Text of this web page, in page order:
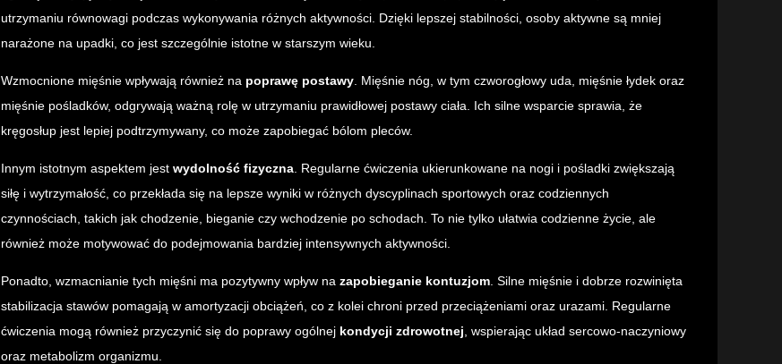
utrzymaniu równowagi podczas wykonywania różnych aktywności. Dzięki lepszej stabilności, osoby aktywne są mniej
narażone na upadki, co jest szczególnie istotne w starszym wieku.
Wzmocnione mięśnie wpływają również na poprawę postawy . Mięśnie nóg, w tym czworogłowy uda, mięśnie łydek oraz
mięśnie pośladków, odgrywają ważną rolę w utrzymaniu prawidłowej postawy ciała. Ich silne wsparcie sprawia, że
kręgosłup jest lepiej podtrzymywany, co może zapobiegać bólom pleców.
Innym istotnym aspektem jest wydolność fizyczna . Regularne ćwiczenia ukierunkowane na nogi i pośladki zwiększają
siłę i wytrzymałość, co przekłada się na lepsze wyniki w różnych dyscyplinach sportowych oraz codziennych
czynnościach, takich jak chodzenie, bieganie czy wchodzenie po schodach. To nie tylko ułatwia codzienne życie, ale
również może motywować do podejmowania bardziej intensywnych aktywności.
Ponadto, wzmacnianie tych mięśni ma pozytywny wpływ na zapobieganie kontuzjom . Silne mięśnie i dobrze rozwinięta
stabilizacja stawów pomagają w amortyzacji obciążeń, co z kolei chroni przed przeciążeniami oraz urazami. Regularne
ćwiczenia mogą również przyczynić się do poprawy ogólnej kondycji zdrowotnej , wspierając układ sercowo-naczyniowy
oraz metabolizm organizmu.